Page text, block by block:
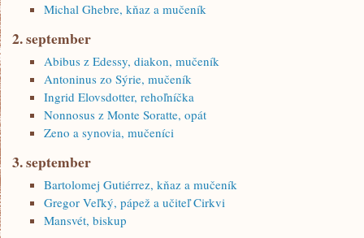
Michal Ghebre, kňaz a mučeník
2. september
Abibus z Edessy, diakon, mučeník
Antoninus zo Sýrie, mučeník
Ingrid Elovsdotter, rehoľníčka
Nonnosus z Monte Soratte, opát
Zeno a synovia, mučeníci
3. september
Bartolomej Gutiérrez, kňaz a mučeník
Gregor Veľký, pápež a učiteľ Cirkvi
Mansvét, biskup